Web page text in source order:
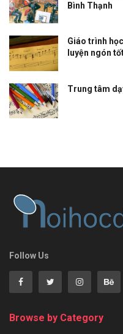
Bình Thạnh
Giáo trình
luyện ngón
Trung tâm
Follow Us
Browse by Category